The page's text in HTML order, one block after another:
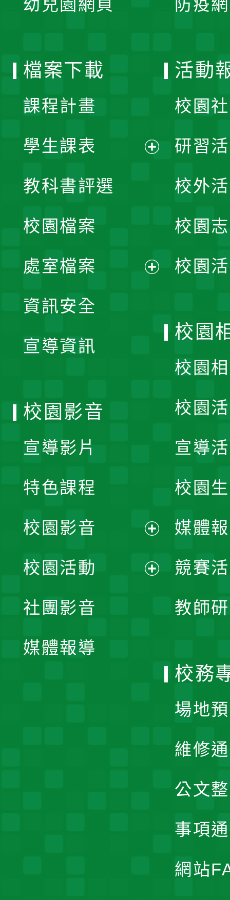
幼兒園網頁 防疫
檔案下載
課程計畫
學生課表
單
教科書評選
校園檔案
處室檔案
資訊安全
宣導資訊
活動
校園
研習
校外
校園
校園
校園
校園
校園
宣導
校園
媒體
競賽
教師
校園影音
宣導影片
特色課程
校園影音
開
校園活動
社團影音
媒體報導
校務
場地
維修
公文
事項
網站